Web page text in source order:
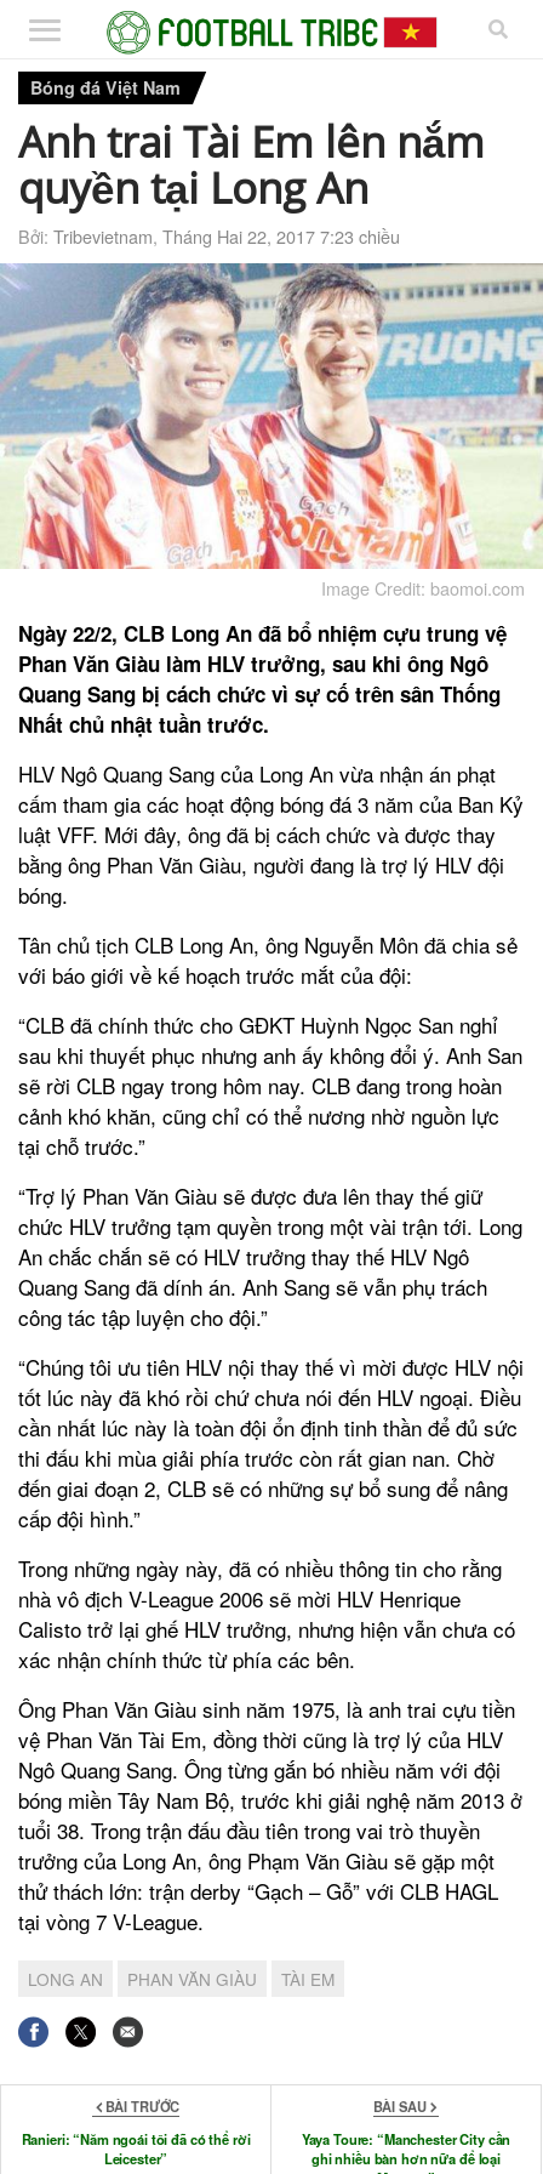
Bóng đá Việt Nam
Anh trai Tài Em lên nắm
quyền tại Long An
Bởi: Tribevietnam, Tháng Hai 22, 2017 7:23 chiều
Image Credit: baomoi.com
Ngày 22/2, CLB Long An đã bổ nhiệm cựu trung vệ
Phan Văn Giàu làm HLV trưởng, sau khi ông Ngô
Quang Sang bị cách chức vì sự cố trên sân Thống
Nhất chủ nhật tuần trước.
HLV Ngô Quang Sang của Long An vừa nhận án phạt
cấm tham gia các hoạt động bóng đá 3 năm của Ban Kỷ
luật VFF. Mới đây, ông đã bị cách chức và được thay
bằng ông Phan Văn Giàu, người đang là trợ lý HLV đội
bóng.
Tân chủ tịch CLB Long An, ông Nguyễn Môn đã chia sẻ
với báo giới về kế hoạch trước mắt của đội:
“CLB đã chính thức cho GĐKT Huỳnh Ngọc San nghỉ
sau khi thuyết phục nhưng anh ấy không đổi ý. Anh San
sẽ rời CLB ngay trong hôm nay. CLB đang trong hoàn
cảnh khó khăn, cũng chỉ có thể nương nhờ nguồn lực
tại chỗ trước.”
“Trợ lý Phan Văn Giàu sẽ được đưa lên thay thế giữ
chức HLV trưởng tạm quyền trong một vài trận tới. Long
An chắc chắn sẽ có HLV trưởng thay thế HLV Ngô
Quang Sang đã dính án. Anh Sang sẽ vẫn phụ trách
công tác tập luyện cho đội.”
“Chúng tôi ưu tiên HLV nội thay thế vì mời được HLV nội
tốt lúc này đã khó rồi chứ chưa nói đến HLV ngoại. Điều
cần nhất lúc này là toàn đội ổn định tinh thần để đủ sức
thi đấu khi mùa giải phía trước còn rất gian nan. Chờ
đến giai đoạn 2, CLB sẽ có những sự bổ sung để nâng
cấp đội hình.”
Trong những ngày này, đã có nhiều thông tin cho rằng
nhà vô địch V-League 2006 sẽ mời HLV Henrique
Calisto trở lại ghế HLV trưởng, nhưng hiện vẫn chưa có
xác nhận chính thức từ phía các bên.
Ông Phan Văn Giàu sinh năm 1975, là anh trai cựu tiền
vệ Phan Văn Tài Em, đồng thời cũng là trợ lý của HLV
Ngô Quang Sang. Ông từng gắn bó nhiều năm với đội
bóng miền Tây Nam Bộ, trước khi giải nghệ năm 2013 ở
tuổi 38. Trong trận đấu đầu tiên trong vai trò thuyền
trưởng của Long An, ông Phạm Văn Giàu sẽ gặp một
thử thách lớn: trận derby “Gạch – Gỗ” với CLB HAGL
tại vòng 7 V-League.
LONG AN PHAN VĂN GIÀU TÀI EM
BÀI TRƯỚC
Ranieri: “Năm ngoái tôi đã có thể rời
Leicester”
BÀI SAU
Yaya Toure: “Manchester City cần
ghi nhiều bàn hơn nữa để loại